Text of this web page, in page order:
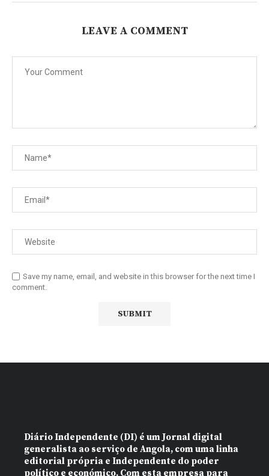
LEAVE A COMMENT
Save my name, email, and website in this browser for the next time I
comment.
Diário Independente (DI) é um Jornal digital
generalista ao serviço de Angola, com uma linha
editorial própria e Independente do poder
político e económico. Com esta empresa para